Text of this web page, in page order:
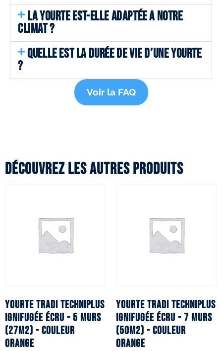
LA YOURTE EST-ELLE ADAPTÉE A NOTRE
CLIMAT ?
QUELLE EST LA DURÉE DE VIE D’UNE YOURTE
?
Voir la FAQ
Découvrez les autres produits
YOURTE TRADI TECHNIPLUS
ignifugée écru - 5 murs
(27m2) - Couleur
orange
YOURTE TRADI TECHNIPLUS
ignifugée écru - 7 murs
(50m2) - Couleur
orange